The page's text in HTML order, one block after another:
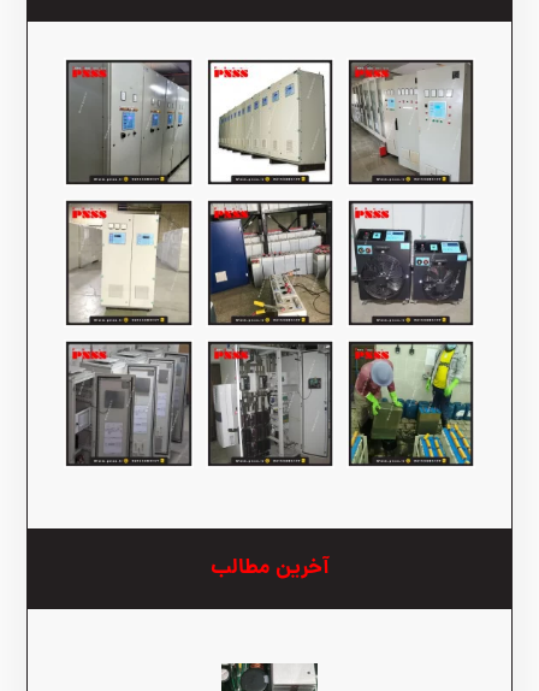
آخرین مطالب